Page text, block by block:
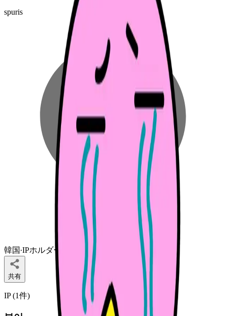
spuris
韓国∙IPホルダー
共有
IP (1件)